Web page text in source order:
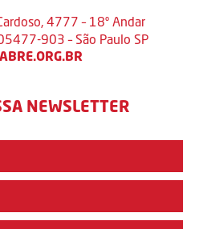
4777 – 18º Andar
903 – São Paulo SP
NEWSLETTER